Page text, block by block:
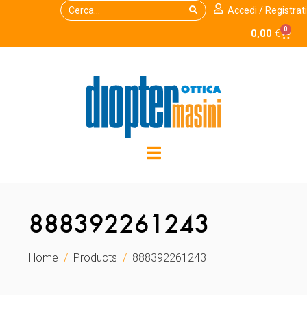
Accedi / Registrati
0,00 € 0
888392261243
Home Products 888392261243